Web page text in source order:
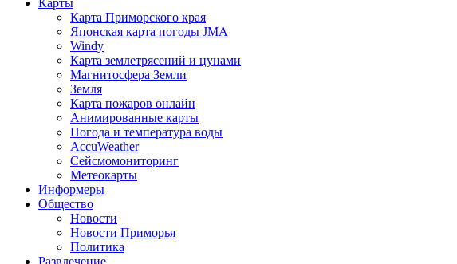
Карты
Карта Приморского края
Японская карта погоды JMA
Windy
Карта землетрясений и цунами
Магнитосфера Земли
Земля
Карта пожаров онлайн
Анимированные карты
Погода и температура воды
AccuWeather
Сейсмомониторинг
Метеокарты
Информеры
Общество
Новости
Новости Приморья
Политика
Развлечение